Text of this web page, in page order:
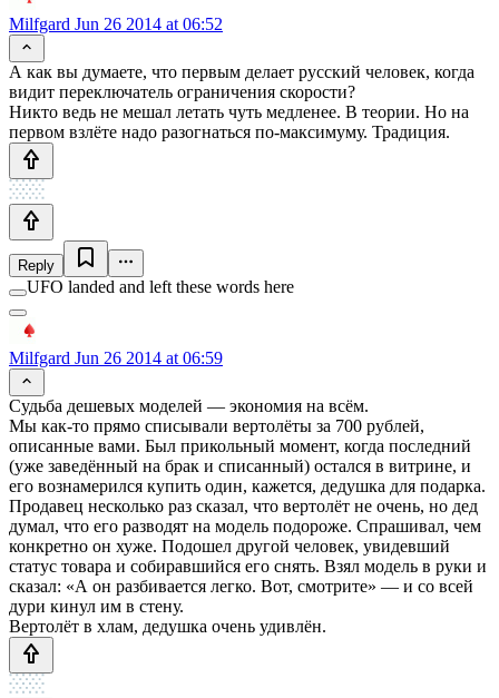
Milfgard Jun 26 2014 at 06:52
А как вы думаете, что первым делает русский человек, когда
видит переключатель ограничения скорости?
Никто ведь не мешал летать чуть медленее. В теории. Но на
первом взлёте надо разогнаться по-максимуму. Традиция.
Reply
UFO landed and left these words here
Milfgard Jun 26 2014 at 06:59
Судьба дешевых моделей — экономия на всём.
Мы как-то прямо списывали вертолёты за 700 рублей,
описанные вами. Был прикольный момент, когда последний
(уже заведённый на брак и списанный) остался в витрине, и
его вознамерился купить один, кажется, дедушка для подарка.
Продавец несколько раз сказал, что вертолёт не очень, но дед
думал, что его разводят на модель подороже. Спрашивал, чем
конкретно он хуже. Подошел другой человек, увидевший
статус товара и собиравшийся его снять. Взял модель в руки и
сказал: «А он разбивается легко. Вот, смотрите» — и со всей
дури кинул им в стену.
Вертолёт в хлам, дедушка очень удивлён.